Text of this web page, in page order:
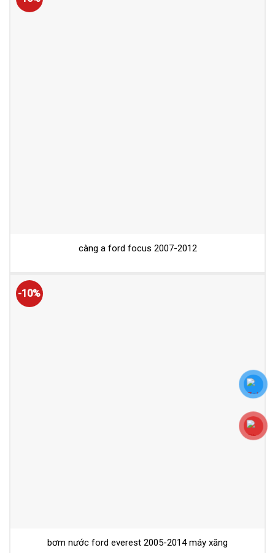
càng a ford focus 2007-2012
-10%
bơm nước ford everest 2005-2014 máy xăng